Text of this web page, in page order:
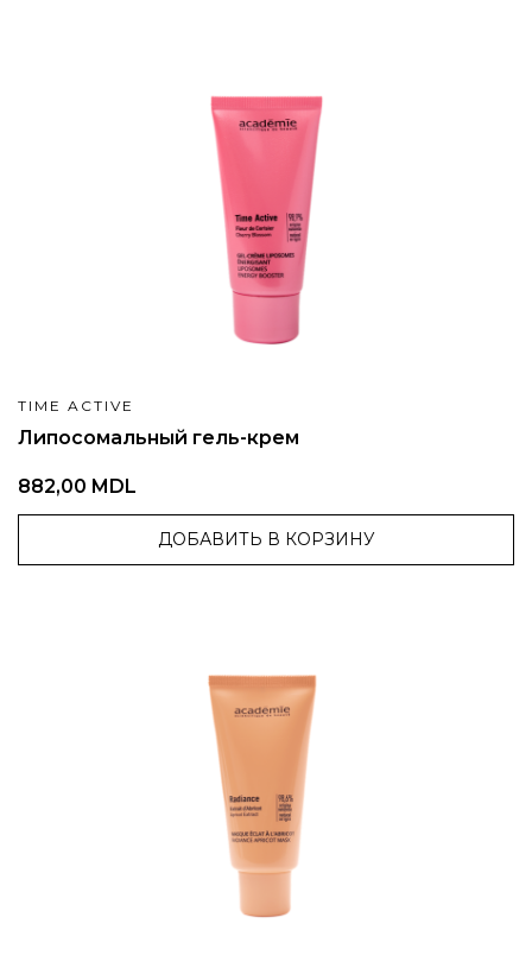
TIME ACTIVE
Липосомальный гель-крем
882,00 MDL
ДОБАВИТЬ В КОРЗИНУ